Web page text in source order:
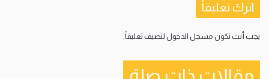
اترك تعليقاً
يجب أنت تكون مسجل الدخول لتضيف تعليقاً.